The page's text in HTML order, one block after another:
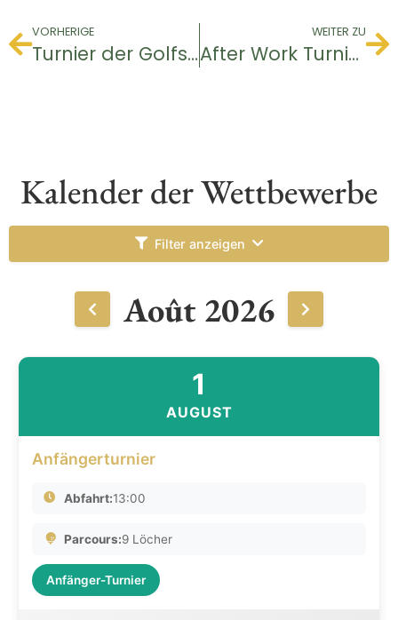
VORHERIGE
Turnier der Golfschule
WEITER ZU
After Work Turnier
Kalender der Wettbewerbe
Filter anzeigen
Août 2026
1
AUGUST
Anfängerturnier
Abfahrt:13:00
Parcours:9 Löcher
Anfänger-Turnier